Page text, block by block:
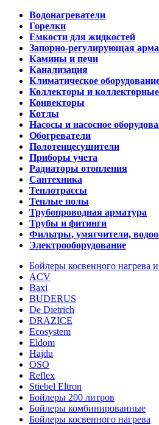
Водонагреватели
Горелки
Емкости для жидкостей
Запорно-регулирующая
Камины и печи
Канализация
Климатическое
Коллекторы и
Конвекторы
Котлы
Насосы и насосное
Обогреватели
Полотенцесушители
Приборы учета
Радиаторы отопления
Сантехника
Теплотрассы
Теплые полы
Трубопроводная арматура
Трубы и фитинги
Фильтры, умягчители,
Электрооборудование
Бойлеры косвенного нагрева
ACV
Baxi
BUDERUS
De Dietrich
DRAZICE
Ecosystem
Eldom
Hajdu
OSO
Reflex
Stiebel Eltron
Бойлеры 200 литров
Бойлеры комбинированные
Бойлеры косвенного нагрева